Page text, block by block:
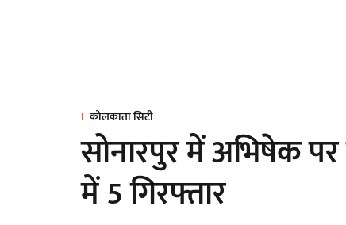
कोलकाता सिटी
सोनारपुर में अभिषेक
में 5 गिरफ्तार